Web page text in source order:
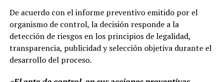
De acuerdo con el informe preventivo emitido por el
organismo de control, la decisión responde a la
detección de riesgos en los principios de legalidad,
transparencia, publicidad y selección objetiva durante el
desarrollo del proceso.